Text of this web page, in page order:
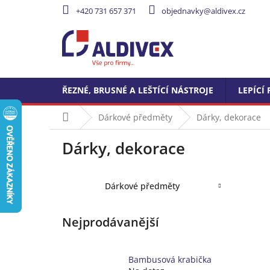
+420 731 657 371 objednavky@aldivex.cz
ŘEZNÉ, BRUSNÉ A LEŠTÍCÍ NÁSTROJE LEPÍCÍ
Domů Dárkové předměty Dárky, dekorace
Dárky, dekorace
Dárkové předměty
Nejprodávanější
Bambusová krabička